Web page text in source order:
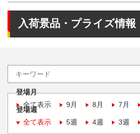
入荷景品・プライズ情報
登場月
全て表示
9月 8月 7月
登場週
全て表示
5週 4週 3週